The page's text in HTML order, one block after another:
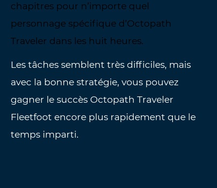
chapitres pour n’importe quel
personnage spécifique d’Octopath
Traveler dans les huit heures.
Les tâches semblent très difficiles, mais
avec la bonne stratégie, vous pouvez
gagner le succès Octopath Traveler
Fleetfoot encore plus rapidement que le
temps imparti.